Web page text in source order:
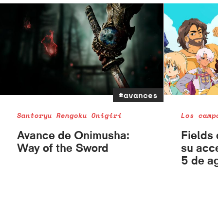
#avances
Santoryu Rengoku Onigiri
Avance de Onimusha:
Way of the Sword
Los
Fields
su
5 de